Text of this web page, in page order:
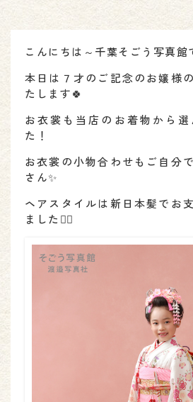
こんにちは～千葉そごう写真館
本日は７才のご記念のお嬢様
たします🍀
お衣裳も当店のお着物から
た！
お衣裳の小物合わせもご自分
さん✨
ヘアスタイルは新日本髪でお
ました👌🏻